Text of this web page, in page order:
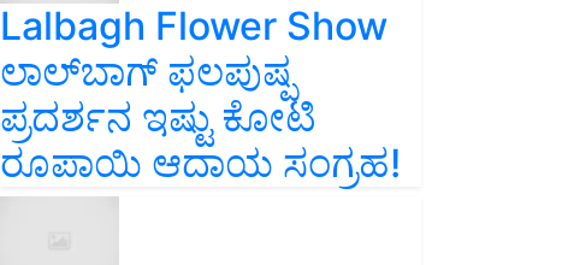
Lalbagh Flower Show
ಲಾಲ್‌ಬಾಗ್ ಫಲಪುಷ್ಪ
ಪ್ರದರ್ಶನ ಇಷ್ಟು ಕೋಟಿ
ರೂಪಾಯಿ ಆದಾಯ ಸಂಗ್ರಹ!